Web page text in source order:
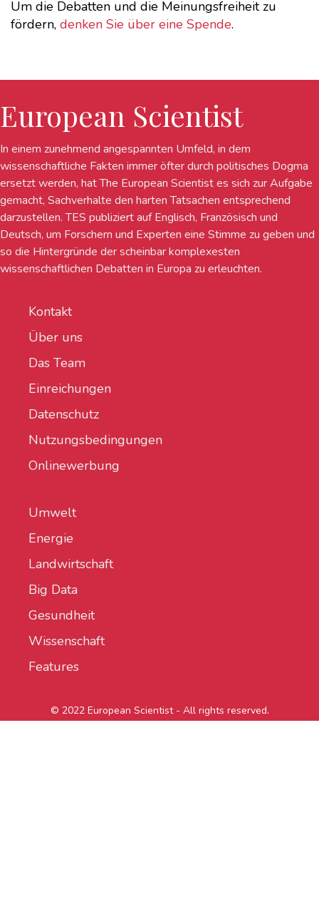
Um die Debatten und die Meinungsfreiheit zu
fördern, denken Sie über eine Spende.
European Scientist
In einem zunehmend angespannten Umfeld, in dem
wissenschaftliche Fakten immer öfter durch politisches Dogma
ersetzt werden, hat The European Scientist es sich zur Aufgabe
gemacht, Sachverhalte den harten Tatsachen entsprechend
darzustellen. TES publiziert auf Englisch, Französisch und
Deutsch, um Forschern und Experten eine Stimme zu geben und
so die Hintergründe der scheinbar komplexesten
wissenschaftlichen Debatten in Europa zu erleuchten.
Kontakt
Über uns
Das Team
Einreichungen
Datenschutz
Nutzungsbedingungen
Onlinewerbung
Umwelt
Energie
Landwirtschaft
Big Data
Gesundheit
Wissenschaft
Features
© 2022 European Scientist - All rights reserved.